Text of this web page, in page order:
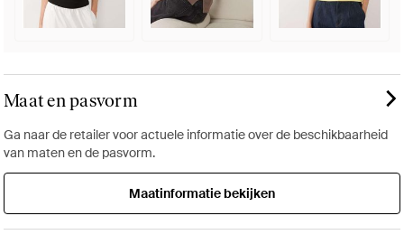
Maat en pasvorm
Ga naar de retailer voor actuele informatie over de beschikbaarheid
van maten en de pasvorm.
Maatinformatie bekijken